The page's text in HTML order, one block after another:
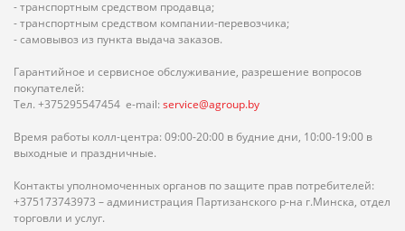
- транспортным средством продавца;
- транспортным средством компании-перевозчика;
- самовывоз из пункта выдача заказов.
Гарантийное и сервисное обслуживание, разрешение вопросов
покупателей:
Тел. +375295547454 e-mail: service@agroup.by
Время работы колл-центра: 09:00-20:00 в будние дни, 10:00-19:00 в
выходные и праздничные.
Контакты уполномоченных органов по защите прав потребителей:
+375173743973 – администрация Партизанского р-на г.Минска, отдел
торговли и услуг.